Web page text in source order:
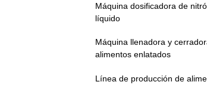
Máquina dosificadora de
líquido
Máquina llenadora y
alimentos enlatados
Línea de producción de